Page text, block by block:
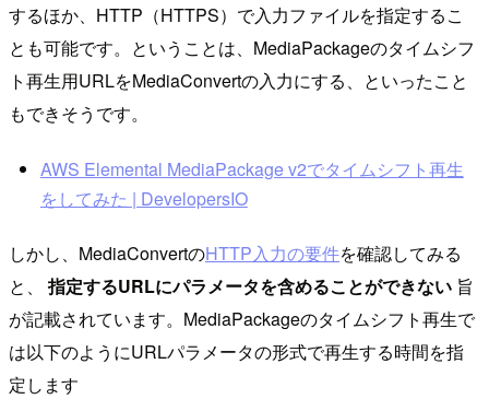
するほか、HTTP（HTTPS）で入力ファイルを指定するこ
とも可能です。ということは、MediaPackageのタイムシフ
ト再生用URLをMediaConvertの入力にする、といったこと
もできそうです。
AWS Elemental MediaPackage v2でタイムシフト再生
をしてみた | DevelopersIO
しかし、MediaConvertのHTTP入力の要件を確認してみる
と、指定するURLにパラメータを含めることができない 旨
が記載されています。MediaPackageのタイムシフト再生で
は以下のようにURLパラメータの形式で再生する時間を指
定します